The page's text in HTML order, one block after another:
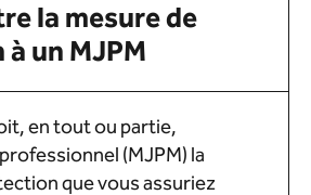
la mesure de
un MJPM
en tout ou partie,
(MJPM) la
que vous assuriez